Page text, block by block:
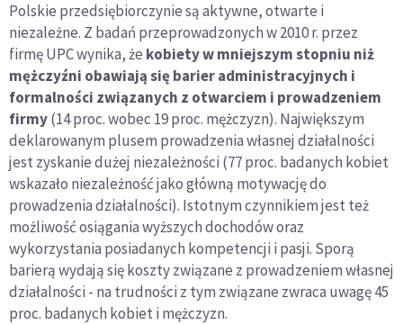
Polskie przedsiębiorczynie są aktywne, otwarte i
niezależne. Z badań przeprowadzonych w 2010 r. przez
firmę UPC wynika, że kobiety w mniejszym stopniu niż
mężczyźni obawiają się barier administracyjnych i
formalności związanych z otwarciem i prowadzeniem
firmy(14 proc. wobec 19 proc. mężczyzn). Największym
deklarowanym plusem prowadzenia własnej działalności
jest zyskanie dużej niezależności (77 proc. badanych kobiet
wskazało niezależność jako główną motywację do
prowadzenia działalności). Istotnym czynnikiem jest też
możliwość osiągania wyższych dochodów oraz
wykorzystania posiadanych kompetencji i pasji. Sporą
barierą wydają się koszty związane z prowadzeniem własnej
działalności - na trudności z tym związane zwraca uwagę 45
proc. badanych kobiet i mężczyzn.